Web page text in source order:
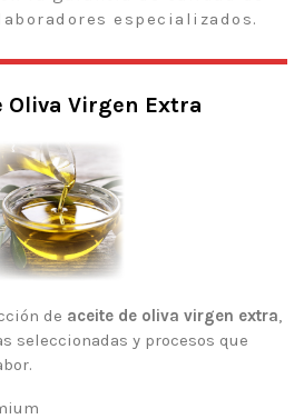
especializados.
Oliva Virgen Extra
de aceite de oliva virgen extra,
seleccionadas y procesos que